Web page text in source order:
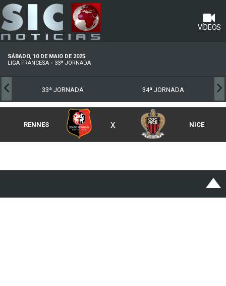
VÍDEOS
SÁBADO, 10 DE MAIO DE 2025
LIGA FRANCESA - 33ª JORNADA
33ª JORNADA 34ª JORNADA
RENNES x NICE